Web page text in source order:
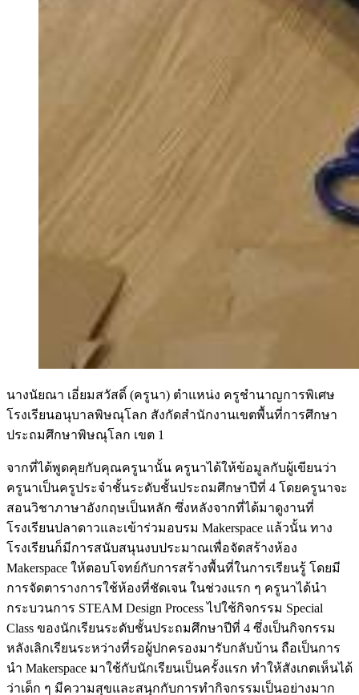
นางนัยณา เอี่ยมสวัสดิ์ (ครูนา) ตำแหน่ง ครูชำนาญการพิเศษ
โรงเรียนอนุบาลพิษณุโลก สังกัดสำนักงานเขตพื้นที่การศึกษา
ประถมศึกษาพิษณุโลก เขต 1
จากที่ได้พูดคุยกับคุณครูนานั้น ครูนาได้ให้ข้อมูลกับผู้เขียนว่า
ครูนาเป็นครูประจำชั้นระดับชั้นประถมศึกษาปีที่ 4 โดยครูนาจะ
สอนวิชาภาษาอังกฤษเป็นหลัก ซึ่งหลังจากที่ได้มาดูงานที่
โรงเรียนปลาดาวและเข้าร่วมอบรม Makerspace แล้วนั้น ทาง
โรงเรียนก็มีการสนับสนุนงบประมาณเพื่อจัดสร้างห้อง
Makerspace ให้ตอบโจทย์กับการสร้างพื้นที่ในการเรียนรู้ โดยมี
การจัดตารางการใช้ห้องที่ชัดเจน ในช่วงแรก ๆ ครูนาได้นำ
กระบวนการ STEAM Design Process ไปใช้กิจกรรม Special
Class ของนักเรียนระดับชั้นประถมศึกษาปีที่ 4 ซึ่งเป็นกิจกรรม
หลังเลิกเรียนระหว่างที่รอผู้ปกครองมารับกลับบ้าน ถือเป็นการ
นำ Makerspace มาใช้กับนักเรียนเป็นครั้งแรก ทำให้สังเกตเห็นได้
ว่าเด็ก ๆ มีความสุขและสนุกกับการทำกิจกรรมเป็นอย่างมาก